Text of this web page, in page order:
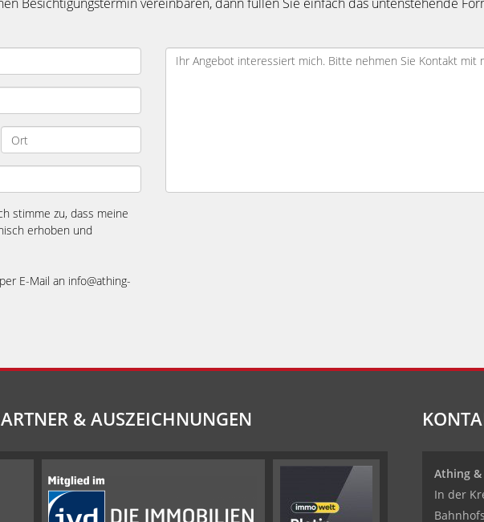
stimme zu, dass meine
erhoben und
E-Mail an info@athing-
& AUSZEICHNUNGEN
Athing &
In der